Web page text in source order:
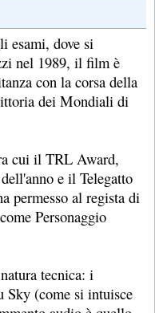
esami, dove si
nel 1989, il film è
con la corsa della
dei Mondiali di
cui il TRL Award,
e il Telegatto
permesso al regista di
Personaggio
tecnica: i
Sky (come si intuisce